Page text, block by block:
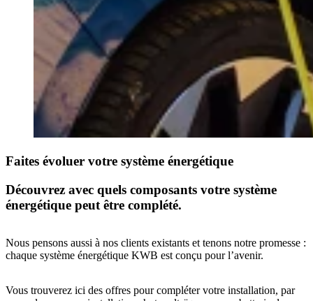
Faites évoluer votre système énergétique
Découvrez avec quels composants votre système
énergétique peut être complété.
Nous pensons aussi à nos clients existants et tenons notre promesse :
chaque système énergétique KWB est conçu pour l’avenir.
Vous trouverez ici des offres pour compléter votre installation, par